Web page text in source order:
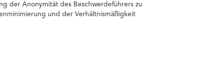
der Anonymität des Beschwerdeführers zu
und der Verhältnismäßigkeit